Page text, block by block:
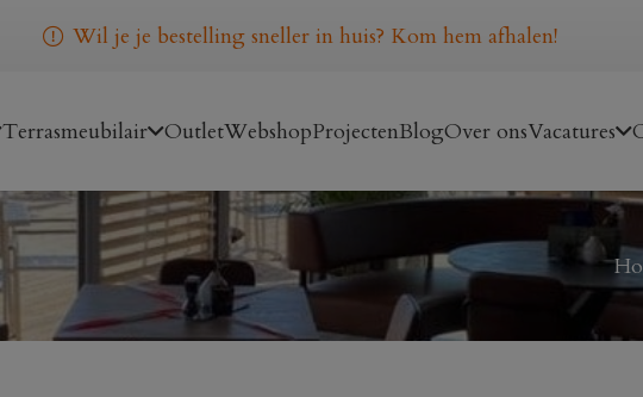
Wil je je bestelling sneller in huis? Kom hem afhalen!
Terrasmeubilair OutletWebshopProjectenBlogOver onsVacatures